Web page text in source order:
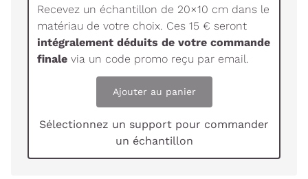
Recevez un échantillon de 20×10 cm dans le
matériau de votre choix. Ces 15 € seront
intégralement déduits de votre commande
finale via un code promo reçu par email.
Ajouter au panier
Sélectionnez un support pour commander
un échantillon